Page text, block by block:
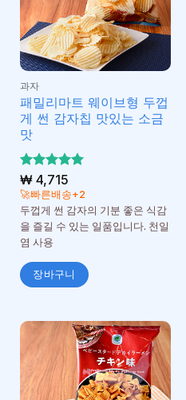
과자
패밀리마트 웨이브형 두껍
게 썬 감자칩 맛있는 소금
맛
5 중에서
5로 평가
됨
₩4,715
🚀빠른배송+2
두껍게 썬 감자의 기분 좋은 식감
을 즐길 수 있는 일품입니다. 천일
염 사용
장바구니